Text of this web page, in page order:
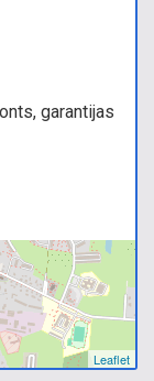
garantijas
Leaflet